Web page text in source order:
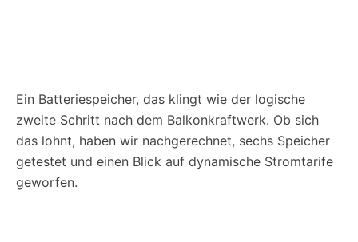
Ein Batteriespeicher, das klingt wie der logische
zweite Schritt nach dem Balkonkraftwerk. Ob sich
das lohnt, haben wir nachgerechnet, sechs Speicher
getestet und einen Blick auf dynamische Stromtarife
geworfen.